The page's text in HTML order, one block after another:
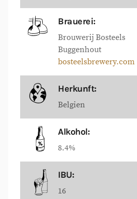
Brauerei:
Brouwerij Bosteels
Buggenhout
bosteelsbrewery.com
Herkunft:
Belgien
Alkohol:
8.4%
IBU:
16